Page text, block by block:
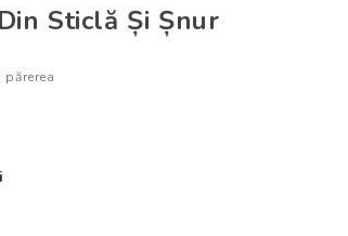
Sticlă Și Șnur
părerea